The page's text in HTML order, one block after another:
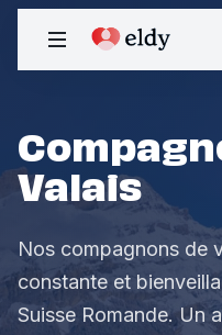
Valais
Nos compagnons de
constante et
Suisse Romande. Un